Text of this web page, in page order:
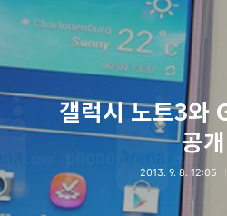
갤럭시 노트3와
공개
2013. 9. 8. 12:05